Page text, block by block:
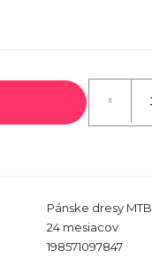
Pánske dresy MTB
24 mesiacov
198571097847